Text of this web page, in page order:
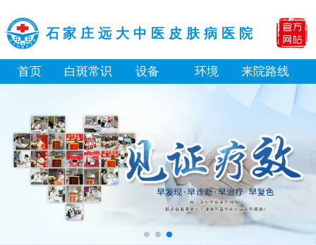
石家庄远大中医皮肤病医院
首页 白斑常识 设备 环境 来院路线
白癜风长期用激素药膏会有副作用吗
伍德灯结果显示亮白色荧光代表什么意思
脸上长了小白点是什么情况
白癜风用芦可替尼乳膏多久能恢复正常色